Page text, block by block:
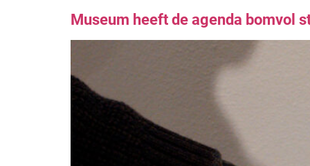
Museum heeft de agenda bomvol